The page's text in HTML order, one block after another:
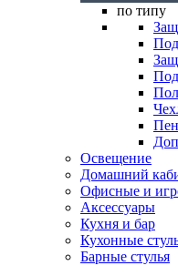
по типу
Освещение
Домашний
Офисные и
Аксессуары
Кухня и бар
Кухонные
Барные стулья